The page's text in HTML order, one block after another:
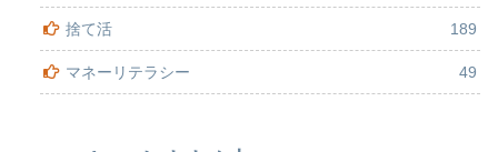
捨て活 189
マネーリテラシー 49